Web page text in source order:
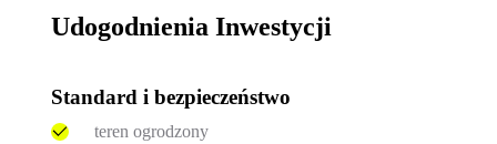
Udogodnienia Inwestycji
Standard i bezpieczeństwo
teren ogrodzony